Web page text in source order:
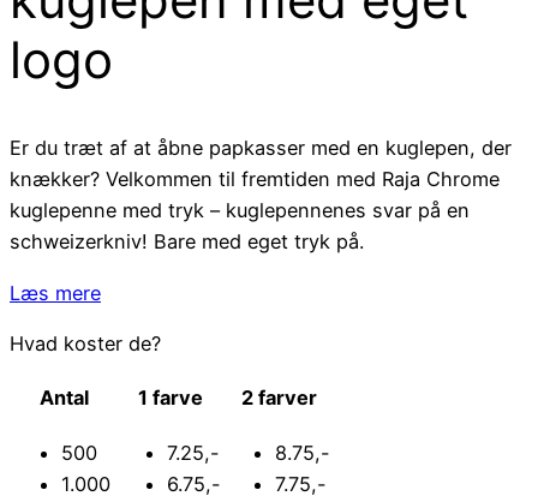
logo
Er du træt af at åbne papkasser med en kuglepen, der
knækker? Velkommen til fremtiden med Raja Chrome
kuglepenne med tryk – kuglepennenes svar på en
schweizerkniv! Bare med eget tryk på.
Læs mere
Hvad koster de?
Antal 1 farve 2 farver
500
1.000
7.25,-
6.75,-
8.75,-
7.75,-